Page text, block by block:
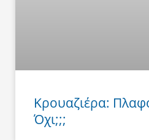
Κρουαζιέρα:
Όχι;;;